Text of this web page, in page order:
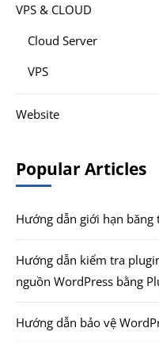
VPS & CLOUD
Cloud Server
VPS
Website
Popular Articles
Hướng dẫn giới hạn băng
Hướng dẫn kiểm tra
nguồn WordPress bằng
Hướng dẫn bảo vệ